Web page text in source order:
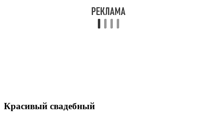
Красивый свадебный